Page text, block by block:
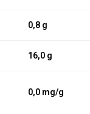
0,8 g
16,0 g
0,0 mg/g